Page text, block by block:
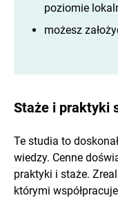
poziomie
możesz
Staże i praktyki
Te studia to
wiedzy. Cenne
praktyki i staże.
którymi